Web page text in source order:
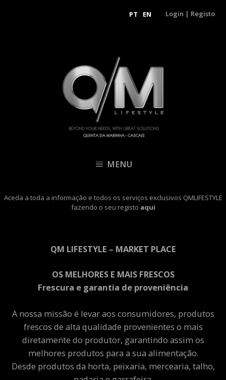
PT EN Login | Registo
MENU
Aceda a toda a informação e todos os serviços exclusivos QMLIFESTYLE
fazendo o seu registo aqui
QM LIFESTYLE – MARKET PLACE
OS MELHORES E MAIS FRESCOS
Frescura e garantia de proveniência
A nossa missão é levar aos consumidores, produtos
frescos de alta qualidade provenientes o mais
diretamente do produtor, garantindo assim os
melhores produtos para a sua alimentação.
Desde produtos da horta, peixaria, mercearia, talho,